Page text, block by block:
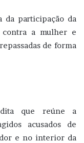
da participação da
contra a mulher e
de forma
que reúne a
acusados de
e no interior da